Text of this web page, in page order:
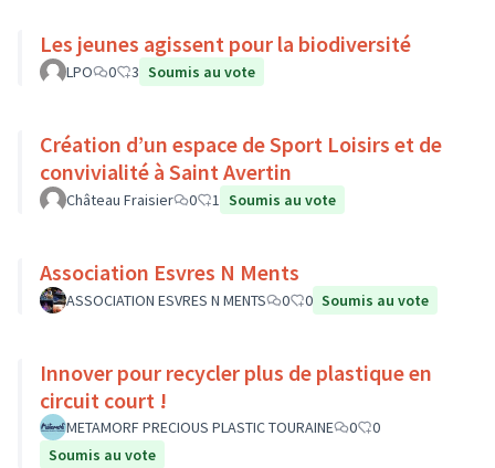
Les jeunes agissent pour la biodiversité
LPO 0 3 Soumis au vote
Création d’un espace de Sport Loisirs et de
convivialité à Saint Avertin
Château Fraisier 0 1 Soumis au vote
Association Esvres N Ments
ASSOCIATION ESVRES N MENTS 0 0 Soumis au vote
Innover pour recycler plus de plastique en
circuit court !
METAMORF PRECIOUS PLASTIC TOURAINE 0
0
Soumis au vote